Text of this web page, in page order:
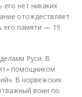
его нет никаких
отождествляет
его памяти — 19
Руси. В
помощником
В норвежских
воин по